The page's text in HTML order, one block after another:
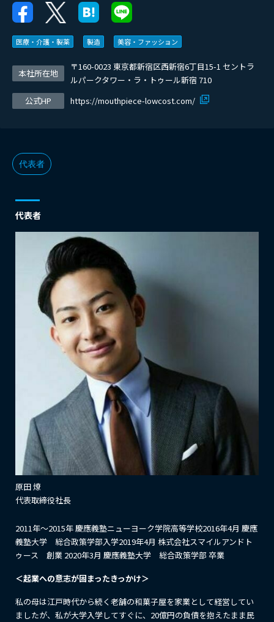
医療・介護・製薬 製造 美容・ファッション
本社所在地
〒160-0023 東京都新宿区西新宿6丁目15-1 セントラ
ルパークタワー・ラ・トゥール新宿 710
公式HP
https://mouthpiece-lowcost.com/
代表者
代表者
原田 燎
代表取締役社長
2011年～2015年 慶應義塾ニューヨーク学院高等学校2016年4月 慶應
義塾大学 総合政策学部入学2019年4月 株式会社スマイルアンドト
ゥース 創業 2020年3月 慶應義塾大学 総合政策学部 卒業
＜起業への意志が固まったきっかけ＞
私の母は江戸時代から続く老舗の和菓子屋を家業として経営してい
ましたが、私が大学入学してすぐに、20億円の負債を抱えたまま⺠